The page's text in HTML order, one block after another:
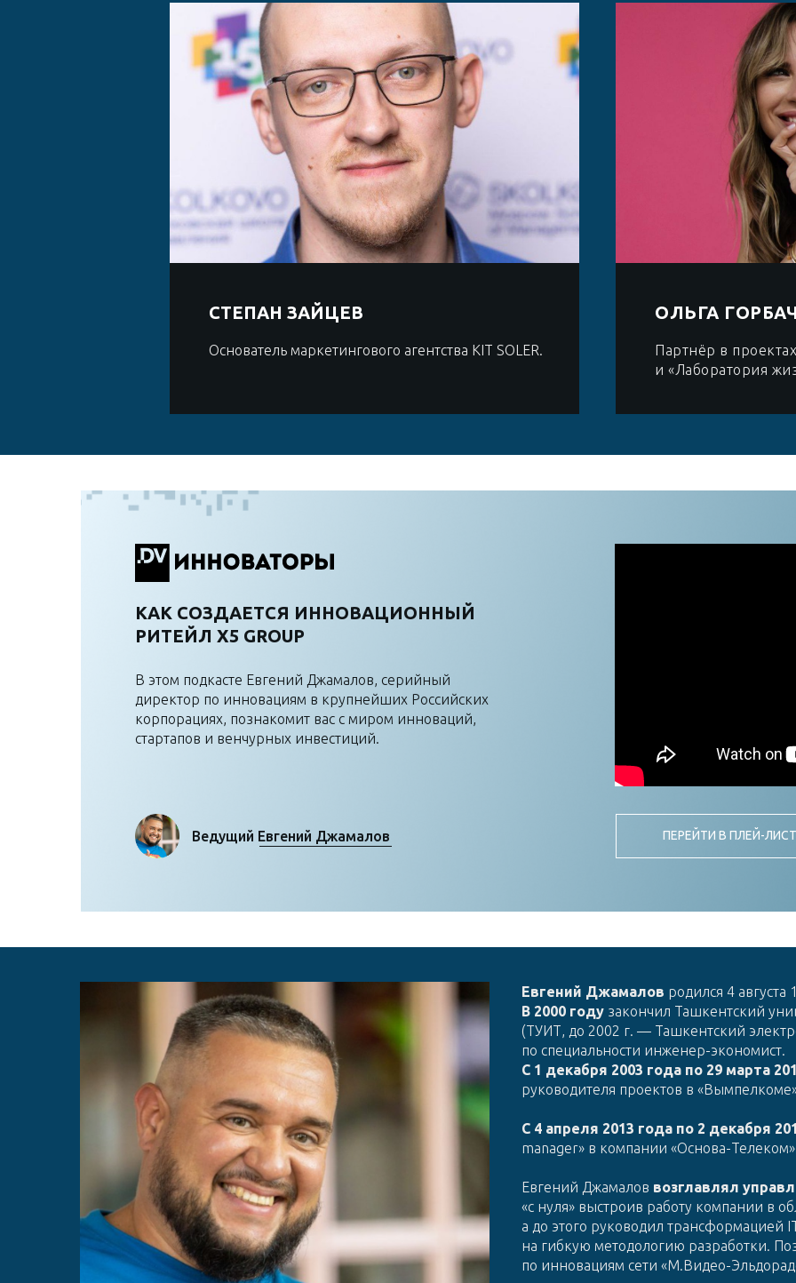
Основатель маркетингового агентства KIT SOLER.
СТЕПАН ЗАЙЦЕВ
Партнёр в
и «Лаборатория
ОЛЬГА
КАК СОЗДАЕТСЯ ИННОВАЦИОННЫЙ
РИТЕЙЛ Х5 GROUP
В этом подкасте Евгений Джамалов, серийный
директор по инновациям в крупнейших Российских
корпорациях, познакомит вас с миром инноваций,
стартапов и венчурных инвестиций.
ПЕРЕЙТИ В ПЛЕЙ-ЛИСТ
Ведущий Евгений Джамалов
Евгений Джамалов родился 4
В 2000 году закончил Ташкентский
(ТУИТ, до 2002 г. — Ташкентский
по специальности инженер-экономист.
С 1 декабря 2003 года по 29 марта
руководителя проектов в
С 4 апреля 2013 года по 2 декабря
manager» в компании «Основа-
Евгений Джамалов возглавлял
«с нуля» выстроив работу компании в
а до этого руководил трансформацией
на гибкую методологию разработки.
по инновациям сети «М.Видео-